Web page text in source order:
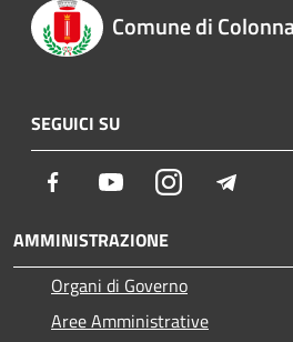
Comune di
SEGUICI SU
Facebook YoutubeInstagram
AMMINISTRAZIONE
Organi di Governo
Aree Amministrative